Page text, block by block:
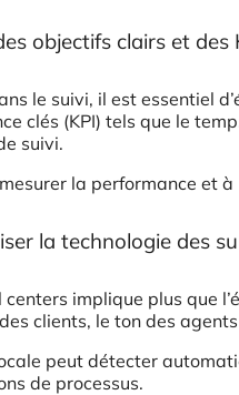
objectifs clairs et des
le suivi, il est essentiel
clés (KPI) tels que le
suivi.
la performance et
la technologie des
centers implique plus que
clients, le ton des
peut détecter
de processus.